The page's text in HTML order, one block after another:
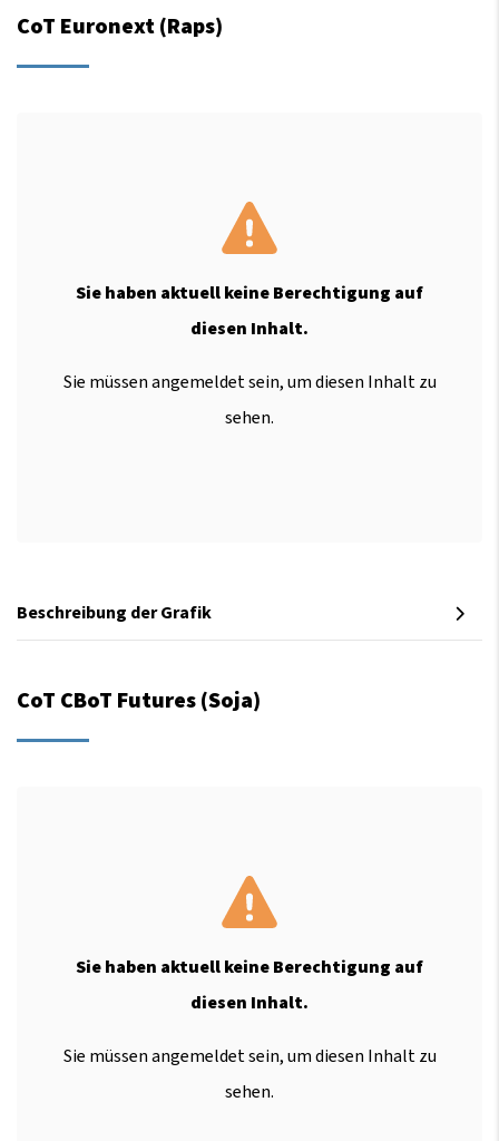
CoT Euronext (Raps)
Sie haben aktuell keine Berechtigung auf
diesen Inhalt.
Sie müssen angemeldet sein, um diesen Inhalt zu
sehen.
Beschreibung der Grafik
CoT CBoT Futures (Soja)
Sie haben aktuell keine Berechtigung auf
diesen Inhalt.
Sie müssen angemeldet sein, um diesen Inhalt zu
sehen.